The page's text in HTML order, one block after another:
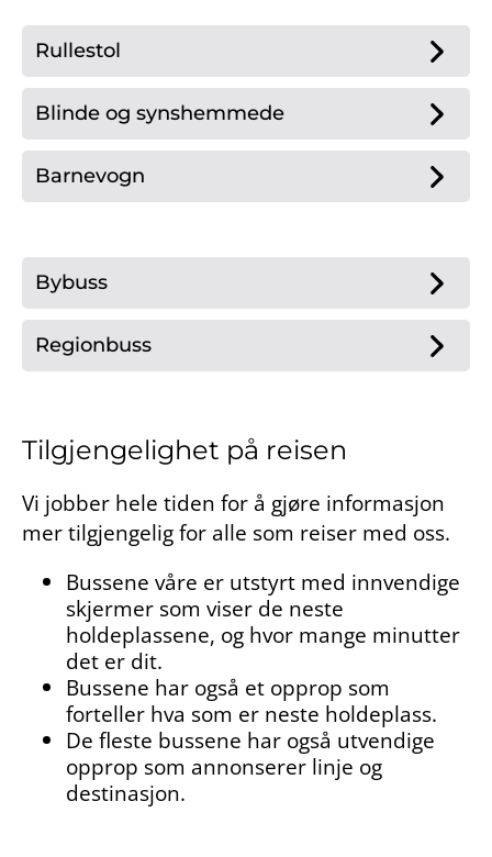
Rullestol
Blinde og synshemmede
Barnevogn
Bybuss
Regionbuss
Tilgjengelighet på reisen
Vi jobber hele tiden for å gjøre informasjon
mer tilgjengelig for alle som reiser med oss.
Bussene våre er utstyrt med innvendige
skjermer som viser de neste
holdeplassene, og hvor mange minutter
det er dit.
Bussene har også et opprop som
forteller hva som er neste holdeplass.
De fleste bussene har også utvendige
opprop som annonserer linje og
destinasjon.